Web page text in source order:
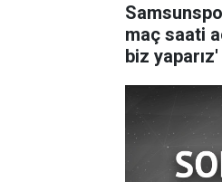
maç saati
biz yaparız'